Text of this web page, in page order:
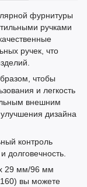
фурнитуры
ручками
ручек, что
чтобы
и легкость
внешним
дизайна
контроль
долговечность.
29 мм/96 мм
вы можете